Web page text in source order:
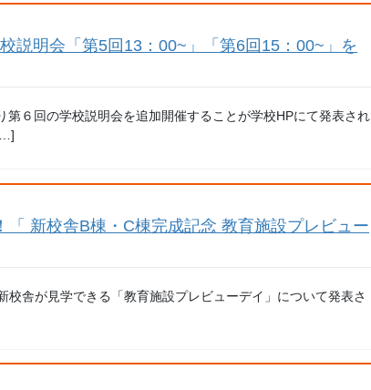
説明会「第5回13：00~」「第6回15：00~」を
６回の学校説明会を追加開催することが学校HPにて発表され
新校舎B棟・C棟完成記念 教育施設プレビュー
舎が見学できる「教育施設プレビューデイ」について発表さ